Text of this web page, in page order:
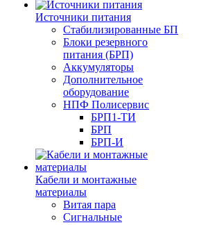
Источники питания
Стабилизированные БП
Блоки резервного
питания (БРП)
Аккумуляторы
Дополнительное
оборудование
НПФ Полисервис
БРП1-ТИ
БРП
БРП-И
Кабели и монтажные
материалы
Витая пара
Сигнальные